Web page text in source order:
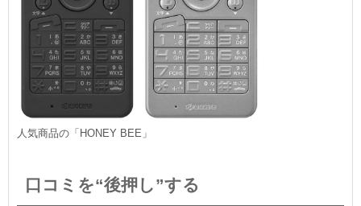
人気商品の「HONEY BEE」
口コミを“後押し”する